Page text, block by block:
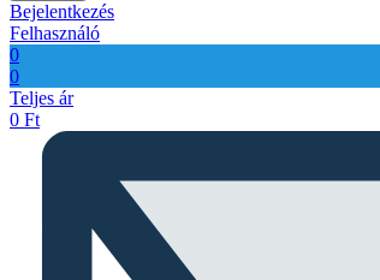
Bejelentkezés
Felhasználó
0
0
Teljes ár
0 Ft